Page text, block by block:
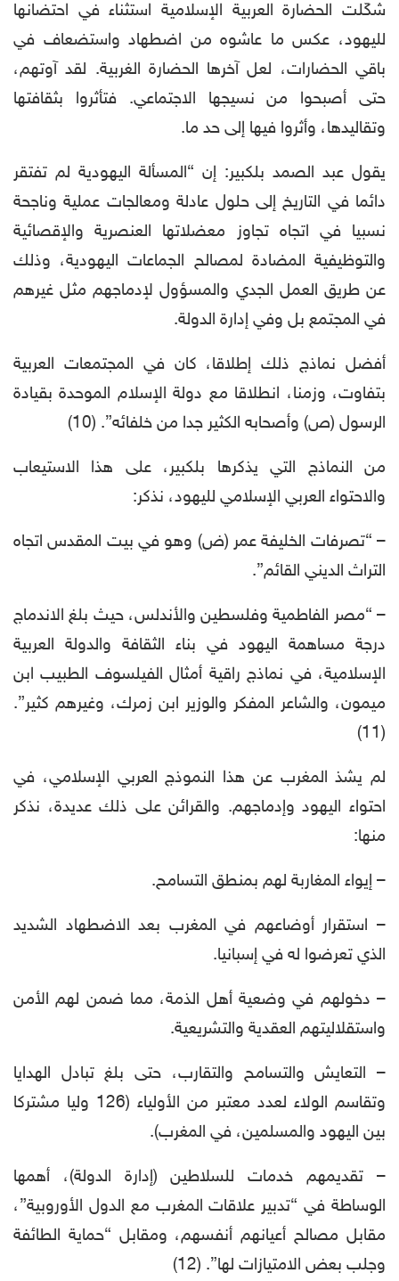
شكّلت الحضارة العربية الإسلامية استثناء في احتضانها
لليهود، عكس ما عاشوه من اضطهاد واستضعاف في
باقي الحضارات، لعل آخرها الحضارة الغربية. لقد آوتهم،
حتى أصبحوا من نسيجها الاجتماعي. فتأثروا بثقافتها
وتقاليدها، وأثروا فيها إلى حد ما.
يقول عبد الصمد بلكبير: إن “المسألة اليهودية لم تفتقر
دائما في التاريخ إلى حلول عادلة ومعالجات عملية وناجحة
نسبيا في اتجاه تجاوز معضلاتها العنصرية والإقصائية
والتوظيفية المضادة لمصالح الجماعات اليهودية، وذلك
عن طريق العمل الجدي والمسؤول لإدماجهم مثل غيرهم
في المجتمع بل وفي إدارة الدولة.
أفضل نماذج ذلك إطلاقا، كان في المجتمعات العربية
بتفاوت، وزمنا، انطلاقا مع دولة الإسلام الموحدة بقيادة
الرسول (ص) وأصحابه الكثير جدا من خلفائه”. (10)
من النماذج التي يذكرها بلكبير، على هذا الاستيعاب
والاحتواء العربي الإسلامي لليهود، نذكر:
– “تصرفات الخليفة عمر (ض) وهو في بيت المقدس اتجاه
التراث الديني القائم”.
– “مصر الفاطمية وفلسطين والأندلس، حيث بلغ الاندماج
درجة مساهمة اليهود في بناء الثقافة والدولة العربية
الإسلامية، في نماذج راقية أمثال الفيلسوف الطبيب ابن
ميمون، والشاعر المفكر والوزير ابن زمرك، وغيرهم كثير”.
(11)
لم يشذ المغرب عن هذا النموذج العربي الإسلامي، في
احتواء اليهود وإدماجهم. والقرائن على ذلك عديدة، نذكر
منها:
– إيواء المغاربة لهم بمنطق التسامح.
– استقرار أوضاعهم في المغرب بعد الاضطهاد الشديد
الذي تعرضوا له في إسبانيا.
– دخولهم في وضعية أهل الذمة، مما ضمن لهم الأمن
واستقلاليتهم العقدية والتشريعية.
– التعايش والتسامح والتقارب، حتى بلغ تبادل الهدايا
وتقاسم الولاء لعدد معتبر من الأولياء (126 وليا مشتركا
بين اليهود والمسلمين، في المغرب).
– تقديمهم خدمات للسلاطين (إدارة الدولة)، أهمها
الوساطة في “تدبير علاقات المغرب مع الدول الأوروبية”،
مقابل مصالح أعيانهم أنفسهم، ومقابل “حماية الطائفة
وجلب بعض الامتيازات لها”. (12)